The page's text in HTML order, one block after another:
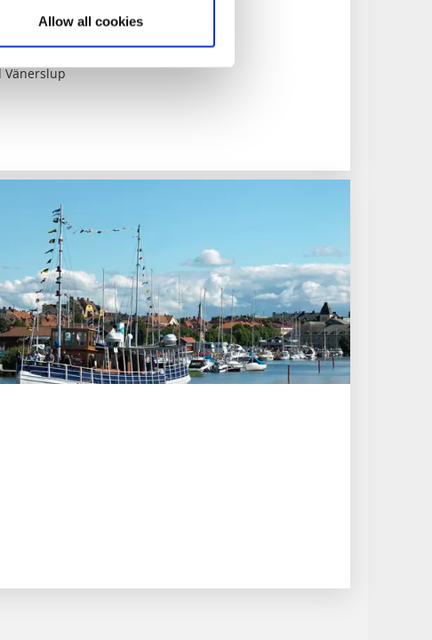
Allow all cookies
Vänerslup